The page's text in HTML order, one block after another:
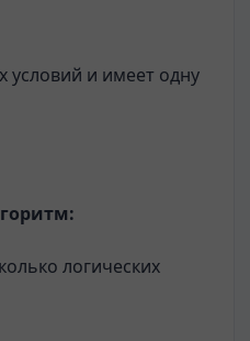
условий и имеет одну
логических